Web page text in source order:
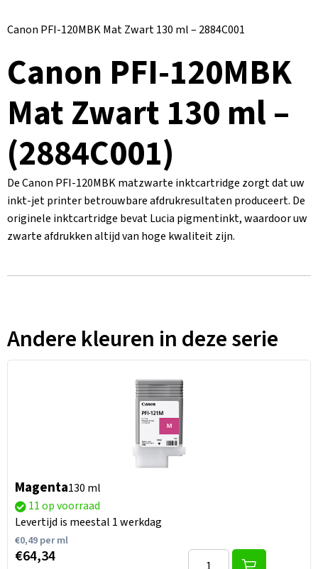
Canon PFI-120MBK Mat Zwart 130 ml – 2884C001
Canon PFI-120MBK
Mat Zwart 130 ml –
(2884C001)
De Canon PFI-120MBK matzwarte inktcartridge zorgt dat uw
inkt-jet printer betrouwbare afdrukresultaten produceert. De
originele inktcartridge bevat Lucia pigmentinkt, waardoor uw
zwarte afdrukken altijd van hoge kwaliteit zijn.
Andere kleuren in deze serie
Magenta130 ml
11 op voorraad
Levertijd is meestal 1 werkdag
€0,49per ml
€64,34